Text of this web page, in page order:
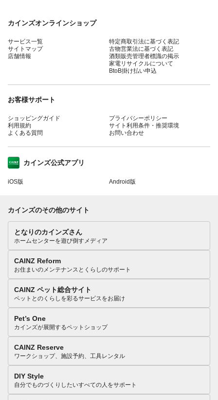
カインズオンラインショップ
サービス一覧
サイトマップ
店舗情報
特定商取引法に基づく表記
古物営業法に基づく表記
酒類販売管理者標識の掲示
家電リサイクルについて
BtoB掛け払い申込
お客様サポート
ショッピングガイド
利用規約
よくある質問
プライバシーポリシー
サイト利用条件・推奨環境
お問い合わせ
カインズ公式アプリ
iOS版 Android版
カインズのその他のサイト
となりのカインズさん
ホームセンターを遊び倒すメディア
CAINZ Reform
お住まいのメンテナンスとくらしのサポート
CAINZ ペット総合サイト
ペットとのくらしを彩るサービスをお届け
Pet’s One
カインズが展開するペットショップ
CAINZ Reserve
ワークショップ、施設予約、工具レンタル
DIY Style
自分でものづくりしたいすべての人をサポート